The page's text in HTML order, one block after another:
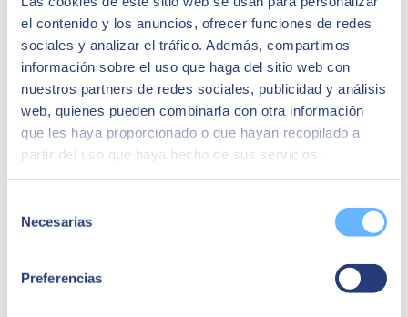
el contenido y los anuncios, ofrecer funciones de redes
sociales y analizar el tráfico. Además, compartimos
información sobre el uso que haga del sitio web con
nuestros partners de redes sociales, publicidad y análisis
web, quienes pueden combinarla con otra información
que les haya proporcionado o que hayan recopilado a
partir del uso que haya hecho de sus servicios.
Necesarias
Preferencias